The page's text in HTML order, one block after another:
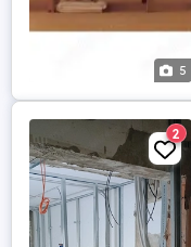
5
2